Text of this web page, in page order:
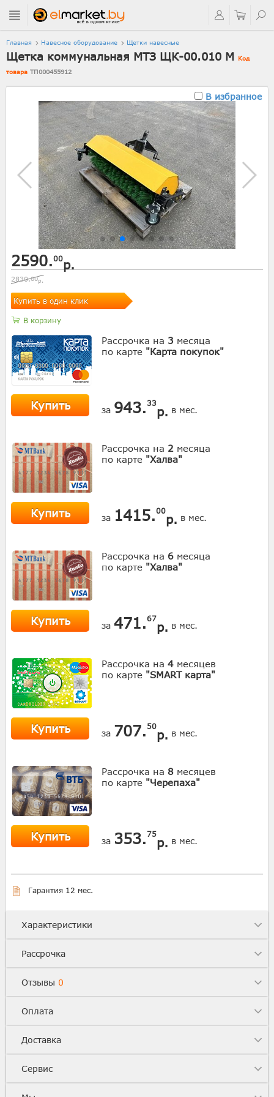
Главная Навесное оборудование Щетки навесные
Щетка коммунальная МТЗ ЩК-00.010 М Код
товара ТП000455912
В избранное
2590.00р.
2830.00р.
Купить в один клик
В корзину
Рассрочка на 3 месяца
по карте "Карта покупок"
Купить за 943. 33
р. в мес.
Рассрочка на 2 месяца
по карте "Халва"
Купить за 1415.00
р. в мес.
Рассрочка на 6 месяца
по карте "Халва"
Купить за 471.67
р. в мес.
Рассрочка на 4 месяцев
по карте "SMART карта"
Купить за 707. 50
р. в мес.
Рассрочка на 8 месяцев
по карте "Черепаха"
Купить за 353. 75
р. в мес.
Гарантия 12 мес.
Характеристики
Рассрочка
Отзывы 0
Оплата
Доставка
Сервис